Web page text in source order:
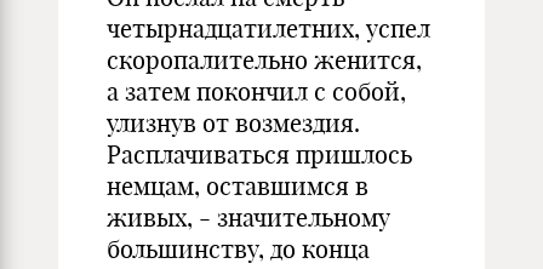
четырнадцатилетних, успел
скоропалительно женится,
а затем покончил с собой,
улизнув от возмездия.
Расплачиваться пришлось
немцам, оставшимся в
живых, - значительному
большинству, до конца